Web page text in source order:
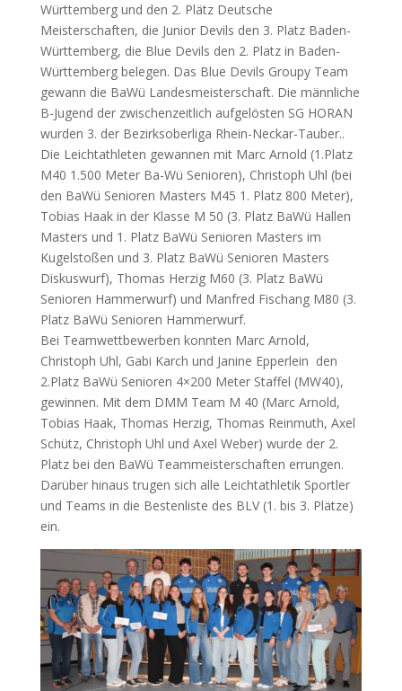
Württemberg und den 2. Plätz Deutsche
Meisterschaften, die Junior Devils den 3. Platz Baden-
Württemberg, die Blue Devils den 2. Platz in Baden-
Württemberg belegen. Das Blue Devils Groupy Team
gewann die BaWü Landesmeisterschaft. Die männliche
B-Jugend der zwischenzeitlich aufgelösten SG HORAN
wurden 3. der Bezirksoberliga Rhein-Neckar-Tauber..
Die Leichtathleten gewannen mit Marc Arnold (1.Platz
M40 1.500 Meter Ba-Wü Senioren), Christoph Uhl (bei
den BaWü Senioren Masters M45 1. Platz 800 Meter),
Tobias Haak in der Klasse M 50 (3. Platz BaWü Hallen
Masters und 1. Platz BaWü Senioren Masters im
Kugelstoßen und 3. Platz BaWü Senioren Masters
Diskuswurf), Thomas Herzig M60 (3. Platz BaWü
Senioren Hammerwurf) und Manfred Fischang M80 (3.
Platz BaWü Senioren Hammerwurf.
Bei Teamwettbewerben konnten Marc Arnold,
Christoph Uhl, Gabi Karch und Janine Epperlein den
2.Platz BaWü Senioren 4×200 Meter Staffel (MW40),
gewinnen. Mit dem DMM Team M 40 (Marc Arnold,
Tobias Haak, Thomas Herzig, Thomas Reinmuth, Axel
Schütz, Christoph Uhl und Axel Weber) wurde der 2.
Platz bei den BaWü Teammeisterschaften errungen.
Darüber hinaus trugen sich alle Leichtathletik Sportler
und Teams in die Bestenliste des BLV (1. bis 3. Plätze)
ein.